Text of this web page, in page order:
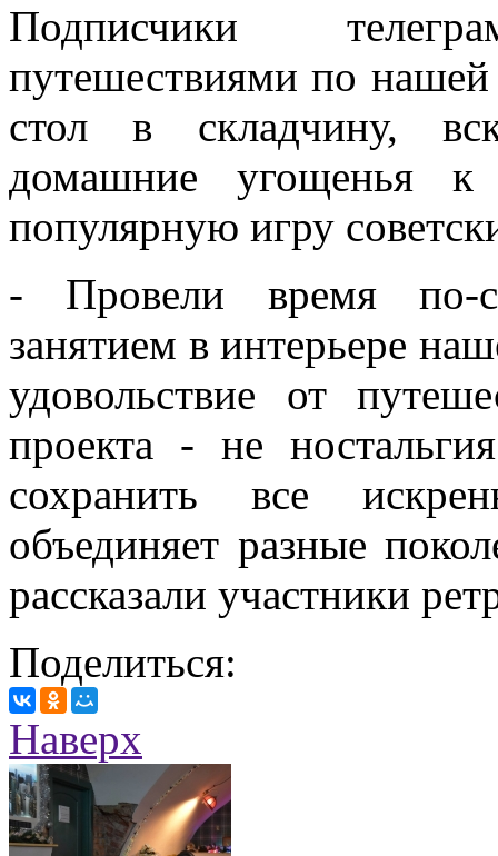
Подписчики
путешествиями по нашей
стол в складчину,
домашние угощенья
популярную игру
- Провели время по-
занятием в интерьере
удовольствие от
проекта - не
сохранить все
объединяет разные
рассказали участники
Поделиться:
Наверх